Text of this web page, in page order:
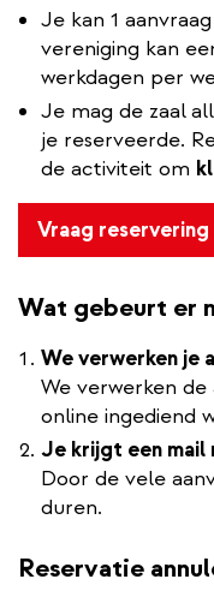
Je kan 1
vereniging kan
werkdagen per
Je mag de zaal
je reserveerde.
de activiteit om
Vraag reservering
Wat gebeurt er
We verwerken je
We verwerken
online ingediend
Je krijgt een mail
Door de vele
duren.
Reservatie